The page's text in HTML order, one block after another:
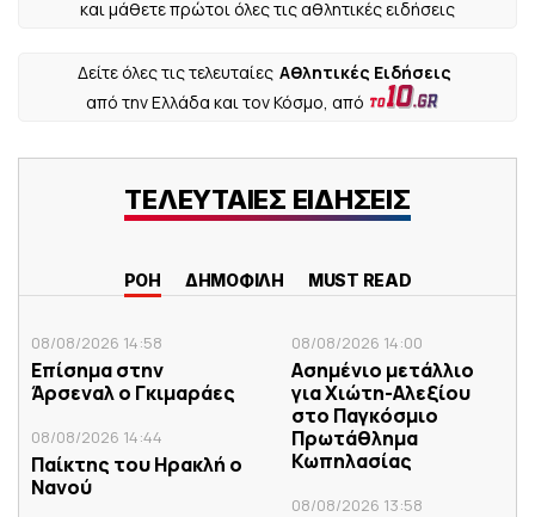
και μάθετε πρώτοι όλες τις αθλητικές ειδήσεις
Δείτε όλες τις τελευταίες Αθλητικές Ειδήσεις
από την Ελλάδα και τον Κόσμο, από
ΤΕΛΕΥΤΑΙΕΣ ΕΙΔΗΣΕΙΣ
ΡΟΗ ΔΗΜΟΦΙΛΗ MUST READ
08/08/2026 14:58
Επίσημα στην
Άρσεναλ ο Γκιμαράες
08/08/2026 14:44
Παίκτης του Ηρακλή ο
Νανού
08/08/2026 14:00
Ασημένιο μετάλλιο
για Χιώτη-Αλεξίου
στο Παγκόσμιο
Πρωτάθλημα
Κωπηλασίας
08/08/2026 13:58